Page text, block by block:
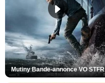
Mutiny Bande-annonce VO STFR